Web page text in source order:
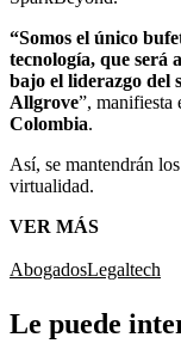
“Somos el único
tecnología, que será
bajo el liderazgo del
Allgrove”, manifiesta
Colombia.
Así, se mantendrán
virtualidad.
VER MÁS
AbogadosLegaltech
Le puede